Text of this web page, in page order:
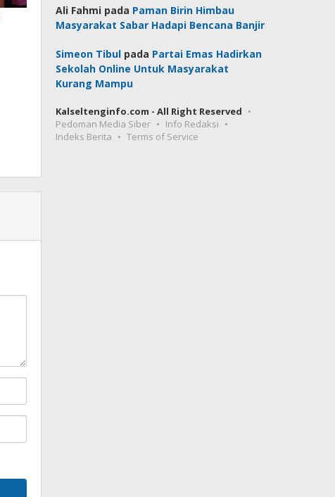
Ali Fahmi pada Paman Birin Himbau
Masyarakat Sabar Hadapi Bencana Banjir
Simeon Tibul pada Partai Emas Hadirkan
Sekolah Online Untuk Masyarakat
Kurang Mampu
Kalseltenginfo.com - All Right Reserved
Pedoman Media Siber
Info Redaksi
Indeks Berita
Terms of Service